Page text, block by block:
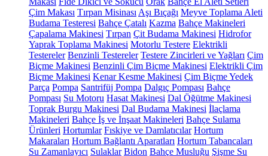
Çim Makası Tırpan Misinası Aşı Bıçağı Meyve Toplama Aleti
Budama Testeresi Bahçe Çatalı Kazma Bahçe Makineleri
Çapalama Makinesi Tırpan Çit Budama Makinesi Hidrofor
Yaprak Toplama Makinesi Motorlu Testere Elektrikli
Testereler Benzinli Testereler Testere Zincirleri ve Yağları Çim
Biçme Makinesi Benzinli Çim Biçme Makinesi Elektrikli Çim
Biçme Makinesi Kenar Kesme Makinesi Çim Biçme Yedek
Parça Pompa Santrifüj Pompa Dalgıç Pompası Bahçe
Pompası Su Motoru Hasat Makinesi Dal Öğütme Makinesi
Toprak Burgu Makinesi Dal Budama Makinesi İlaçlama
Makineleri Bahçe İş ve İnşaat Makineleri Bahçe Sulama
Ürünleri Hortumlar Fıskiye ve Damlatıcılar Hortum
Makaraları Hortum Bağlantı Aparatları Hortum Tabancaları
Su Zamanlayıcı Sulaklar Bidon Bahçe Musluğu Şişme Su